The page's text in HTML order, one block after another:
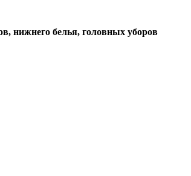
нижнего белья, головных уборов